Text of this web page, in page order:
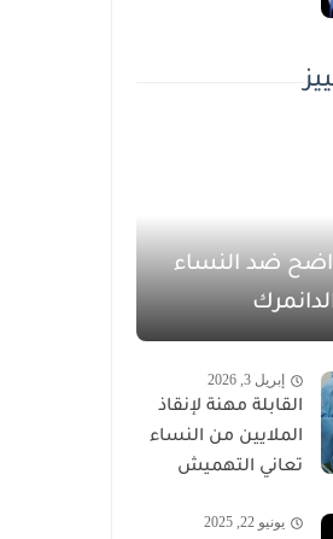
ضد النساء
إبريل 3, 2026
القابلة مهنة لإنقاذ
الملايين من النساء
تعاني التهميش
يونيو 22, 2025